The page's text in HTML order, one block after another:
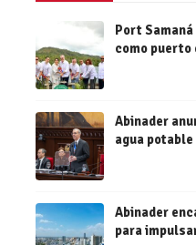
Port
como puerto
Abinader
agua
Abinader
para